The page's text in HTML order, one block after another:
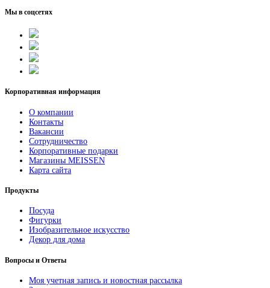
Мы в соцсетях
Корпоративная информация
О компании
Контакты
Вакансии
Сотрудничество
Корпоративные подарки
Магазины MEISSEN
Карта сайта
Продукты
Посуда
Фигурки
Изобразительное искусство
Декор для дома
Вопросы и Ответы
Моя учетная запись и новостная рассылка